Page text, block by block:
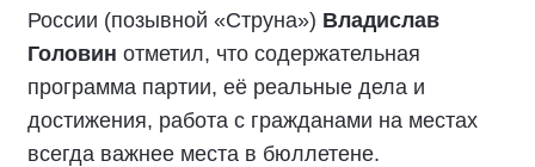
России (позывной «Струна») Владислав
Головин отметил, что содержательная
программа партии, её реальные дела и
достижения, работа с гражданами на местах
всегда важнее места в бюллетене.